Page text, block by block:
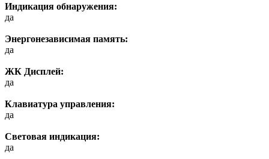
Индикация обнаружения:
да
Энергонезависимая память:
да
ЖК Дисплей:
да
Клавиатура управления:
да
Световая индикация:
да